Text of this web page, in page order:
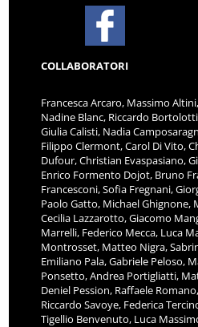
COLLABORATORI
Francesca Arcaro, Massimo
Nadine Blanc, Riccardo
Giulia Calisti, Nadia
Filippo Clermont, Carol Di Vito,
Dufour, Christian Evaspasiano,
Enrico Formento Dojot, Bruno
Francesconi, Sofia Fregnani,
Paolo Gatto, Michael Ghignone,
Cecilia Lazzarotto, Giacomo
Marrelli, Federico Mecca, Luca
Montrosset, Matteo Nigra,
Emiliano Pala, Gabriele Peloso,
Ponsetto, Andrea Portigliatti,
Deniel Pession, Raffaele
Riccardo Savoye, Federica
Tigellio Benvenuto, Luca